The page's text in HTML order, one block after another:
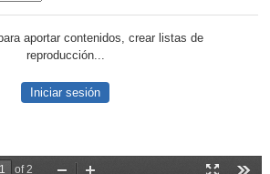
aportar contenidos, crear listas de
reproducción...
Iniciar sesión